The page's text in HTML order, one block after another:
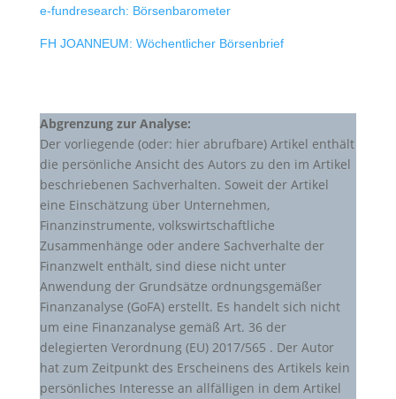
e-fundresearch: Börsenbarometer
FH JOANNEUM: Wöchentlicher Börsenbrief
Abgrenzung zur Analyse:
Der vorliegende (oder: hier abrufbare) Artikel enthält
die persönliche Ansicht des Autors zu den im Artikel
beschriebenen Sachverhalten. Soweit der Artikel
eine Einschätzung über Unternehmen,
Finanzinstrumente, volkswirtschaftliche
Zusammenhänge oder andere Sachverhalte der
Finanzwelt enthält, sind diese nicht unter
Anwendung der Grundsätze ordnungsgemäßer
Finanzanalyse (GoFA) erstellt. Es handelt sich nicht
um eine Finanzanalyse gemäß Art. 36 der
delegierten Verordnung (EU) 2017/565 . Der Autor
hat zum Zeitpunkt des Erscheinens des Artikels kein
persönliches Interesse an allfälligen in dem Artikel